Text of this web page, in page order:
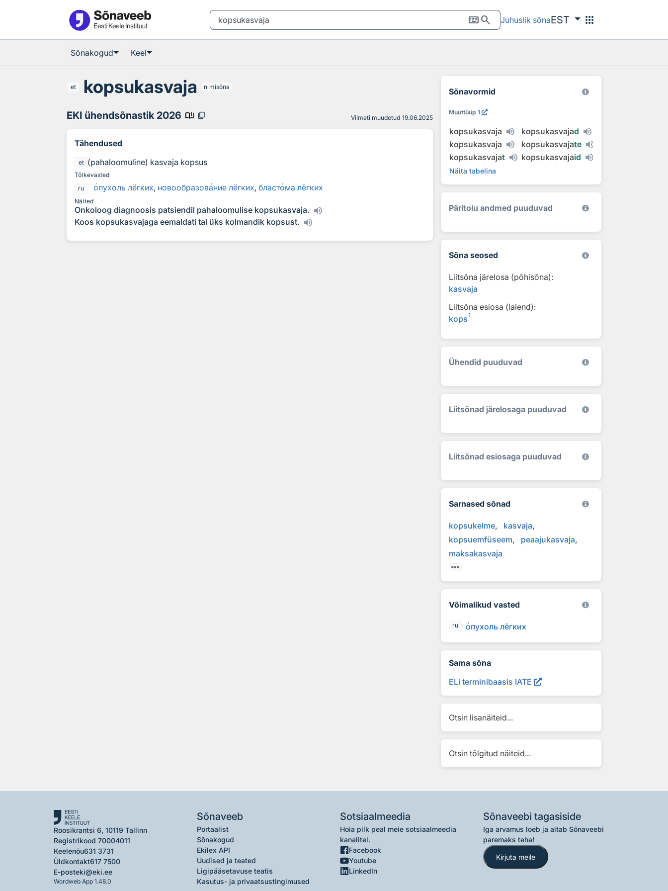
keyboardsearch Juhuslik sõnaEST apps
Sõnakogud Keel
et kopsukasvaja nimisõna
EKI ühendsõnastik 2026 book_ribbon content_copy Viimati muudetud 19.06.2025
Tähendused
et (pahaloomuline) kasvaja kopsus
Tõlkevasted
ru
опухоль лёгких, новообразование лёгких, бластома лёгких
Näited
Onkoloog diagnoosis patsiendil pahaloomulise kopsukasvaja.
Koos kopsukasvajaga eemaldati tal üks kolmandik kopsust.
Sõnavormid
Muuttüüp 1
kopsukasvaja kopsukasvajad
kopsukasvaja
kopsukasvajate
kopsukasvajat kopsukasvajaid
Näita tabelina
Päritolu andmed puuduvad
Sõna seosed
Liitsõna järelosa (põhisõna):
kasvaja
Liitsõna esiosa (laiend):
kops1
Ühendid puuduvad
Liitsõnad järelosaga puuduvad
Liitsõnad esiosaga puuduvad
Sarnased sõnad
kopsukelme
kasvaja
kopsuemfüseem
peaajukasvaja
maksakasvaja
Võimalikud vasted
ru опухоль лёгких
Sama sõna
ELi terminibaasis IATE
Otsin lisanäiteid...
Otsin tõlgitud näiteid...
Roosikrantsi 6, 10119 Tallinn
Registrikood 70004011
Keelenõu631 3731
Üldkontakt617 7500
E-posteki@eki.ee
Wordweb App 1.48.0
Sõnaveeb
Portaalist
Sõnakogud
Ekilex API
Uudised ja teated
Ligipääsetavuse teatis
Kasutus- ja privaatsustingimused
Sotsiaalmeedia
Hoia pilk peal meie sotsiaalmeedia
kanalitel.
Facebook
Youtube
LinkedIn
Sõnaveebi tagasiside
Iga arvamus loeb ja aitab Sõnaveebi
paremaks teha!
Kirjuta meile